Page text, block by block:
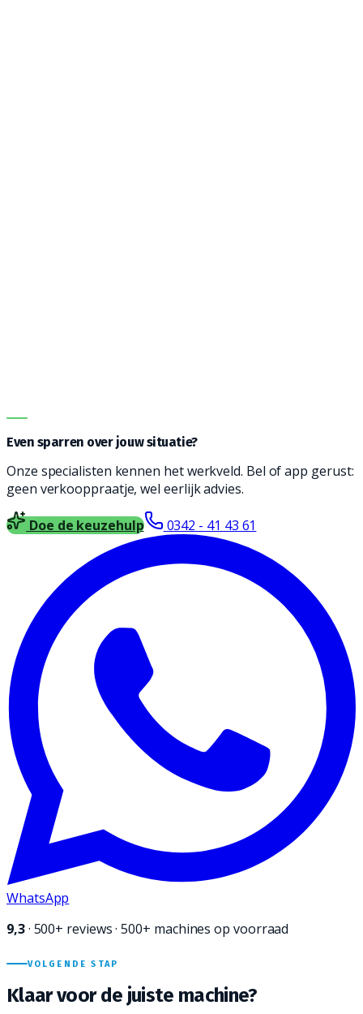
DIRECT ADVIES
Even sparren over jouw situatie?
Onze specialisten kennen het werkveld. Bel of app gerust:
geen verkooppraatje, wel eerlijk advies.
Doe de keuzehulp 0342 - 41 43 61
WhatsApp
9,3· 500+ reviews · 500+ machines op voorraad
VOLGENDE STAP
Klaar voor de juiste machine?